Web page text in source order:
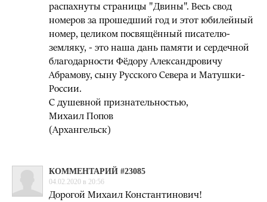
распахнуты страницы "Двины". Весь свод
номеров за прошедший год и этот юбилейный
номер, целиком посвящённый писателю-
земляку, - это наша дань памяти и сердечной
благодарности Фёдору Александровичу
Абрамову, сыну Русского Севера и Матушки-
России.
С душевной признательностью,
Михаил Попов
(Архангельск)
КОММЕНТАРИЙ #23085
04.02.2020 в 20:56
Дорогой Михаил Константинович!